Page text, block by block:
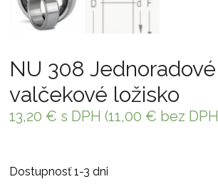
NU 308 Jednoradové
valčekové ložisko
13,20 € s DPH (11,00 € bez
Dostupnosť 1-3 dni